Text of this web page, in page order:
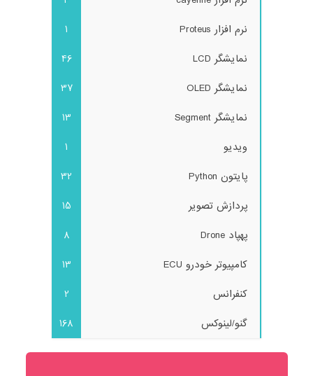
نرم افزار Proteus
1
نمایشگر LCD
46
نمایشگر OLED
37
نمایشگر Segment
13
ویدیو
1
پایتون Python
32
پردازش تصویر
15
پهپاد Drone
8
کامپیوتر خودرو ECU
13
کنفرانس
2
گنو/لینوکس
168